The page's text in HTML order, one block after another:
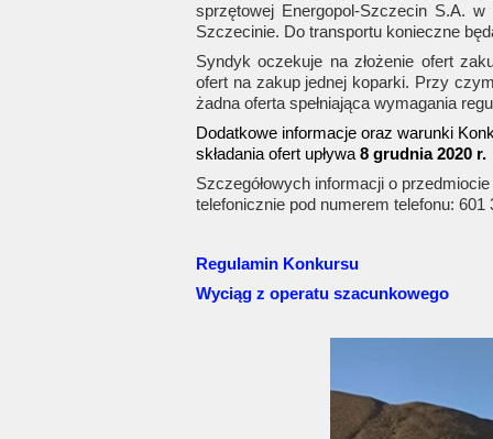
sprzętowej Energopol-Szczecin S.A.
Szczecinie. Do transportu konieczne
Syndyk oczekuje na złożenie ofert
ofert na zakup jednej koparki. Przy
żadna oferta spełniająca wymagania
Dodatkowe informacje oraz warunki
składania ofert upływa 8 grudnia 2020 r.
Szczegółowych informacji o
telefonicznie pod numerem telefonu:
Regulamin Konkursu
Wyciąg z operatu szacunkowego